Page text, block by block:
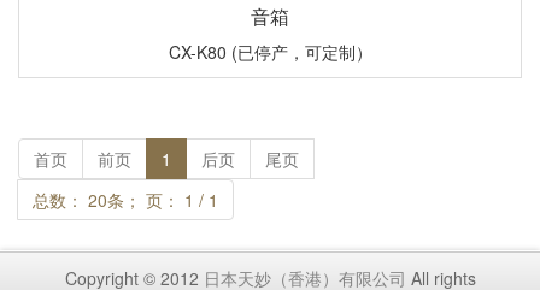
音箱
CX-K80 (已停产，可定制）
首页 前页 1 后页
尾页
总数： 20条； 页： 1 / 1
Copyright © 2012 日本天妙（香港）有限公司 All rights